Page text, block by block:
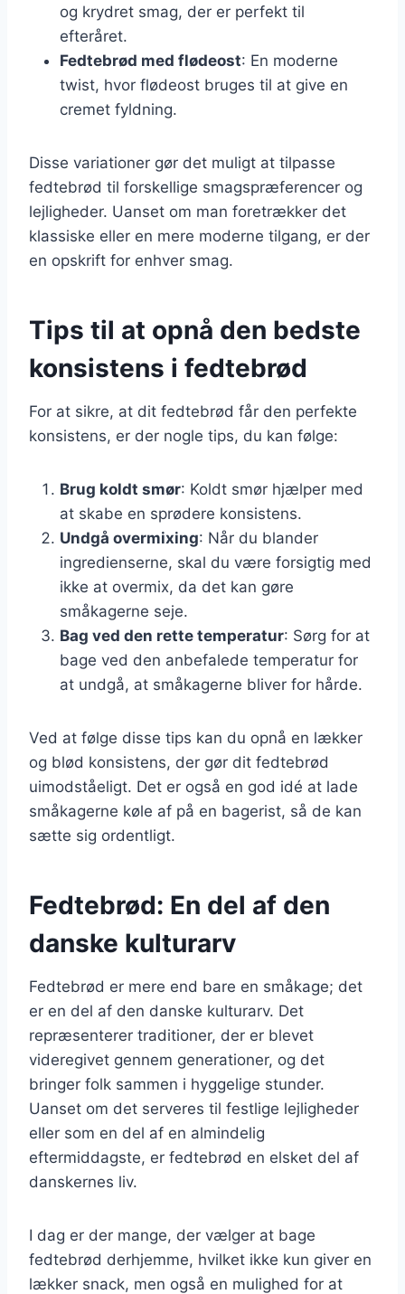
og krydret smag, der er perfekt til
efteråret.
Fedtebrød med flødeost: En moderne
twist, hvor flødeost bruges til at give en
cremet fyldning.
Disse variationer gør det muligt at tilpasse
fedtebrød til forskellige smagspræferencer og
lejligheder. Uanset om man foretrækker det
klassiske eller en mere moderne tilgang, er der
en opskrift for enhver smag.
Tips til at opnå den bedste
konsistens i fedtebrød
For at sikre, at dit fedtebrød får den perfekte
konsistens, er der nogle tips, du kan følge:
Brug koldt smør: Koldt smør hjælper med
at skabe en sprødere konsistens.
Undgå overmixing: Når du blander
ingredienserne, skal du være forsigtig med
ikke at overmix, da det kan gøre
småkagerne seje.
Bag ved den rette temperatur: Sørg for at
bage ved den anbefalede temperatur for
at undgå, at småkagerne bliver for hårde.
Ved at følge disse tips kan du opnå en lækker
og blød konsistens, der gør dit fedtebrød
uimodståeligt. Det er også en god idé at lade
småkagerne køle af på en bagerist, så de kan
sætte sig ordentligt.
Fedtebrød: En del af den
danske kulturarv
Fedtebrød er mere end bare en småkage; det
er en del af den danske kulturarv. Det
repræsenterer traditioner, der er blevet
videregivet gennem generationer, og det
bringer folk sammen i hyggelige stunder.
Uanset om det serveres til festlige lejligheder
eller som en del af en almindelig
eftermiddagste, er fedtebrød en elsket del af
danskernes liv.
I dag er der mange, der vælger at bage
fedtebrød derhjemme, hvilket ikke kun giver en
lækker snack, men også en mulighed for at